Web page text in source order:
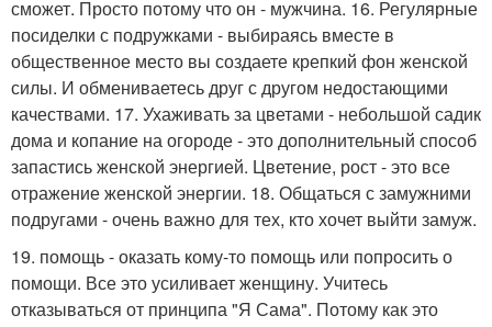
сможет. Просто потому что он - мужчина. 16. Регулярные
посиделки с подружками - выбираясь вместе в
общественное место вы создаете крепкий фон женской
силы. И обмениваетесь друг с другом недостающими
качествами. 17. Ухаживать за цветами - небольшой садик
дома и копание на огороде - это дополнительный способ
запастись женской энергией. Цветение, рост - это все
отражение женской энергии. 18. Общаться с замужними
подругами - очень важно для тех, кто хочет выйти замуж.
19. помощь - оказать кому-то помощь или попросить о
помощи. Все это усиливает женщину. Учитесь
отказываться от принципа "Я Сама". Потому как это